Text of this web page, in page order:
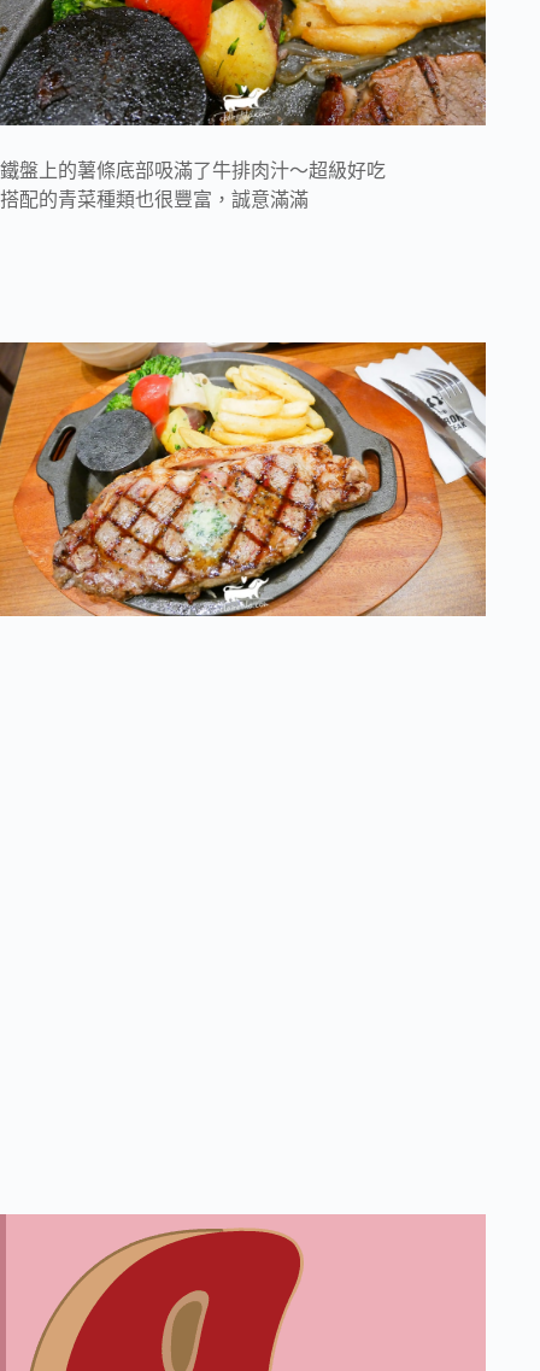
鐵盤上的薯條底部吸滿了牛排肉汁～超級好吃
搭配的青菜種類也很豐富，誠意滿滿